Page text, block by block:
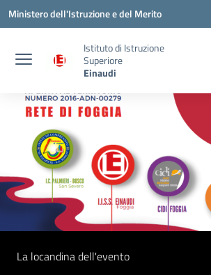
Vai ai contenuti
Vai al menu di navigazione
Vai al footer
Ministero dell'Istruzione e del Merito
Istituto di Istruzione
Superiore
Einaudi
La locandina dell'evento